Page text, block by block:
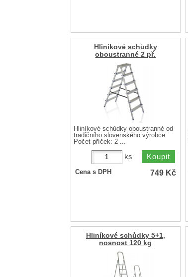
Hliníkové schůdky
oboustranné 2 př.
Hliníkové schůdky oboustranné od
tradičního slovenského výrobce.
Počet příček: 2 ...
ks
Cena s DPH 749 Kč
Hliníkové schůdky 5+1,
nosnost 120 kg